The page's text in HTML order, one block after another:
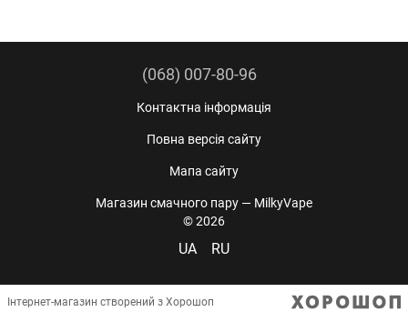
(068) 007-80-96
Контактна інформація
Повна версія сайту
Мапа сайту
Магазин смачного пару — MilkyVape
© 2026
UA RU
Інтернет-магазин створений з Хорошоп